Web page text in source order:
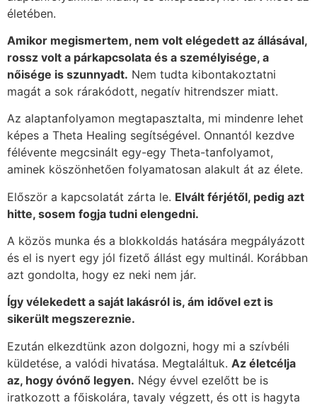
életében.
Amikor megismertem, nem volt elégedett az állásával,
rossz volt a párkapcsolata és a személyisége, a
nőisége is szunnyadt. Nem tudta kibontakoztatni
magát a sok rárakódott, negatív hitrendszer miatt.
Az alaptanfolyamon megtapasztalta, mi mindenre lehet
képes a Theta Healing segítségével. Onnantól kezdve
félévente megcsinált egy-egy Theta-tanfolyamot,
aminek köszönhetően folyamatosan alakult át az élete.
Először a kapcsolatát zárta le. Elvált férjétől, pedig azt
hitte, sosem fogja tudni elengedni.
A közös munka és a blokkoldás hatására megpályázott
és el is nyert egy jól fizető állást egy multinál. Korábban
azt gondolta, hogy ez neki nem jár.
Így vélekedett a saját lakásról is, ám idővel ezt is
sikerült megszereznie.
Ezután elkezdtünk azon dolgozni, hogy mi a szívbéli
küldetése, a valódi hivatása. Megtaláltuk. Az életcélja
az, hogy óvónő legyen. Négy évvel ezelőtt be is
iratkozott a főiskolára, tavaly végzett, és ott is hagyta